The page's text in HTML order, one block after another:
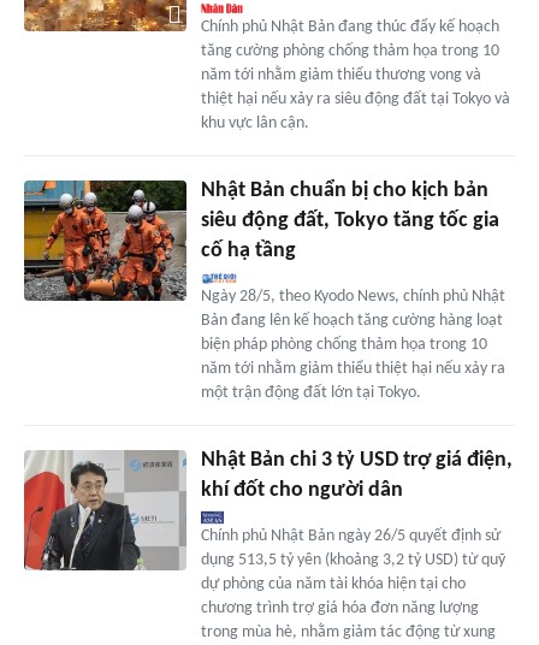
Chính phủ Nhật Bản đang thúc đẩy kế hoạch
tăng cường phòng chống thảm họa trong 10
năm tới nhằm giảm thiểu thương vong và
thiệt hại nếu xảy ra siêu động đất tại Tokyo và
khu vực lân cận.
Nhật Bản chuẩn bị cho kịch bản
siêu động đất, Tokyo tăng tốc gia
cố hạ tầng
Ngày 28/5, theo Kyodo News, chính phủ Nhật
Bản đang lên kế hoạch tăng cường hàng loạt
biện pháp phòng chống thảm họa trong 10
năm tới nhằm giảm thiểu thiệt hại nếu xảy ra
một trận động đất lớn tại Tokyo.
Nhật Bản chi 3 tỷ USD trợ giá điện,
khí đốt cho người dân
Chính phủ Nhật Bản ngày 26/5 quyết định sử
dụng 513,5 tỷ yên (khoảng 3,2 tỷ USD) từ quỹ
dự phòng của năm tài khóa hiện tại cho
chương trình trợ giá hóa đơn năng lượng
trong mùa hè, nhằm giảm tác động từ xung